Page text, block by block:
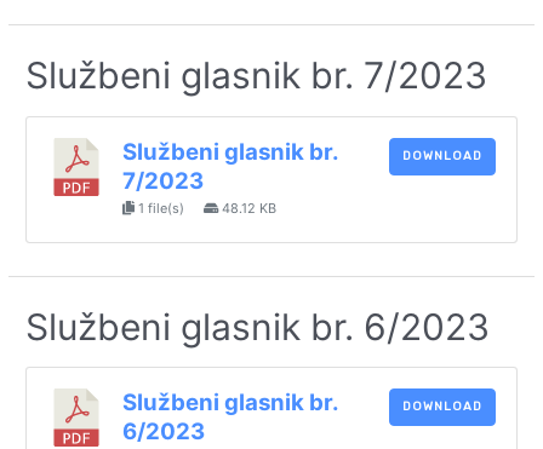
Službeni glasnik br. 7/2023
Službeni glasnik br.
7/2023
1 file(s) 48.12 KB
DOWNLOAD
Službeni glasnik br. 6/2023
Službeni glasnik br.
6/2023
DOWNLOAD